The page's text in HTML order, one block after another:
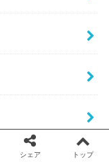
シェア トップ
facebook